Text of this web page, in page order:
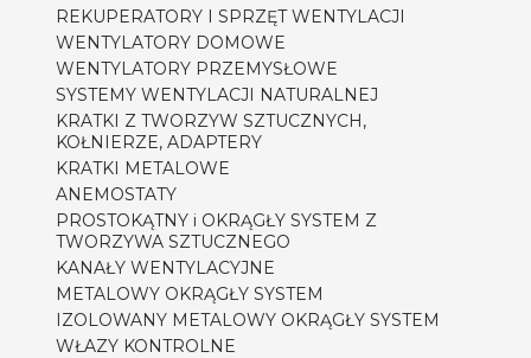
REKUPERATORY I SPRZĘT WENTYLACJI
WENTYLATORY DOMOWE
WENTYLATORY PRZEMYSŁOWE
SYSTEMY WENTYLACJI NATURALNEJ
KRATKI Z TWORZYW SZTUCZNYCH,
KOŁNIERZE, ADAPTERY
KRATKI METALOWE
ANEMOSTATY
PROSTOKĄTNY i OKRĄGŁY SYSTEM Z
TWORZYWA SZTUCZNEGO
KANAŁY WENTYLACYJNE
METALOWY OKRĄGŁY SYSTEM
IZOLOWANY METALOWY OKRĄGŁY SYSTEM
WŁAZY KONTROLNE